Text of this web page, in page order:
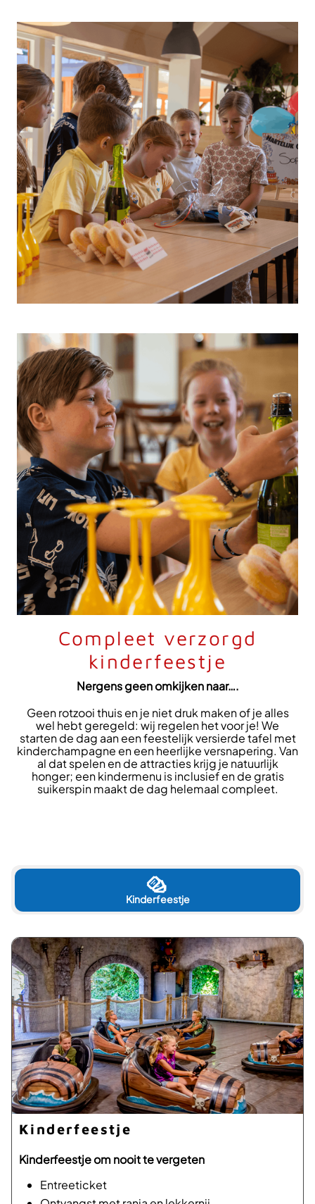
Compleet verzorgd
kinderfeestje
Nergens geen omkijken naar….
Geen rotzooi thuis en je niet druk maken of je alles
wel hebt geregeld: wij regelen het voor je! We
starten de dag aan een feestelijk versierde tafel met
kinderchampagne en een heerlijke versnapering. Van
al dat spelen en de attracties krijg je natuurlijk
honger; een kindermenu is inclusief en de gratis
suikerspin maakt de dag helemaal compleet.
Kinderfeestje
Kinderfeestje
Kinderfeestje om nooit te vergeten
Entreeticket